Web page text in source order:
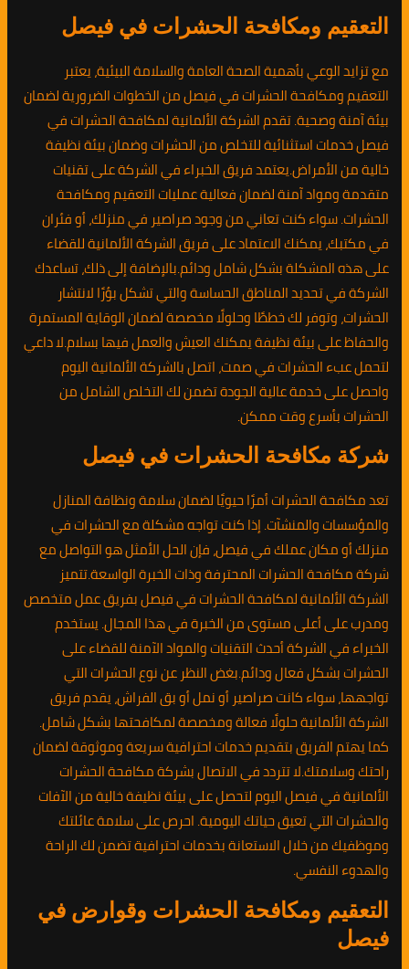
التعقيم ومكافحة الحشرات في فيصل
مع تزايد الوعي بأهمية الصحة العامة والسلامة البيئية، يعتبر
التعقيم ومكافحة الحشرات في فيصل من الخطوات الضرورية لضمان
بيئة آمنة وصحية. تقدم الشركة الألمانية لمكافحة الحشرات في
فيصل خدمات استثنائية للتخلص من الحشرات وضمان بيئة نظيفة
خالية من الأمراض.يعتمد فريق الخبراء في الشركة على تقنيات
متقدمة ومواد آمنة لضمان فعالية عمليات التعقيم ومكافحة
الحشرات. سواء كنت تعاني من وجود صراصير في منزلك، أو فئران
في مكتبك، يمكنك الاعتماد على فريق الشركة الألمانية للقضاء
على هذه المشكلة بشكل شامل ودائم.بالإضافة إلى ذلك، تساعدك
الشركة في تحديد المناطق الحساسة والتي تشكل بؤرًا لانتشار
الحشرات، وتوفر لك خططًا وحلولًا مخصصة لضمان الوقاية المستمرة
والحفاظ على بيئة نظيفة يمكنك العيش والعمل فيها بسلام.لا داعي
لتحمل عبء الحشرات في صمت، اتصل بالشركة الألمانية اليوم
واحصل على خدمة عالية الجودة تضمن لك التخلص الشامل من
الحشرات بأسرع وقت ممكن.
شركة مكافحة الحشرات في فيصل
تعد مكافحة الحشرات أمرًا حيويًا لضمان سلامة ونظافة المنازل
والمؤسسات والمنشآت. إذا كنت تواجه مشكلة مع الحشرات في
منزلك أو مكان عملك في فيصل، فإن الحل الأمثل هو التواصل مع
شركة مكافحة الحشرات المحترفة وذات الخبرة الواسعة.تتميز
الشركة الألمانية لمكافحة الحشرات في فيصل بفريق عمل متخصص
ومدرب على أعلى مستوى من الخبرة في هذا المجال. يستخدم
الخبراء في الشركة أحدث التقنيات والمواد الآمنة للقضاء على
الحشرات بشكل فعال ودائم.بغض النظر عن نوع الحشرات التي
تواجهها، سواء كانت صراصير أو نمل أو بق الفراش، يقدم فريق
الشركة الألمانية حلولًا فعالة ومخصصة لمكافحتها بشكل شامل.
كما يهتم الفريق بتقديم خدمات احترافية سريعة وموثوقة لضمان
راحتك وسلامتك.لا تتردد في الاتصال بشركة مكافحة الحشرات
الألمانية في فيصل اليوم لتحصل على بيئة نظيفة خالية من الآفات
والحشرات التي تعيق حياتك اليومية. احرص على سلامة عائلتك
وموظفيك من خلال الاستعانة بخدمات احترافية تضمن لك الراحة
والهدوء النفسي.
التعقيم ومكافحة الحشرات وقوارض في
فيصل